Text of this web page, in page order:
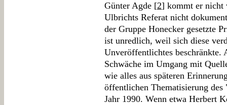
Günter Agde [2] kommt er nicht
Ulbrichts Referat nicht
der Gruppe Honecker gesetzte
ist unredlich, weil sich diese
Unveröffentlichtes beschränkte.
Schwäche im Umgang mit
wie alles aus späteren
öffentlichen Thematisierung
Jahr 1990. Wenn etwa Herbert